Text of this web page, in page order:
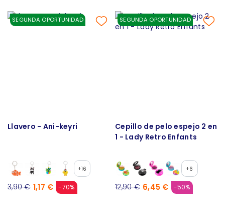
SEGUNDA OPORTUNIDAD
Llavero - Ani-keyri
+16
3,90 € 1,17 € -70%
SEGUNDA OPORTUNIDAD
Cepillo de pelo espejo 2 en
1 - Lady Retro Enfants
+6
12,90 € 6,45 € -50%